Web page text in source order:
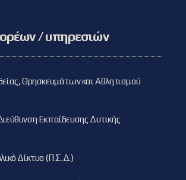
/ υπηρεσιών
Θρησκευμάτων και Αθλητισμού
Εκπαίδευσης Δυτικής
Δίκτυο (Π.Σ.Δ.)